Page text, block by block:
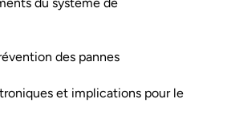
des pannes
et implications pour le